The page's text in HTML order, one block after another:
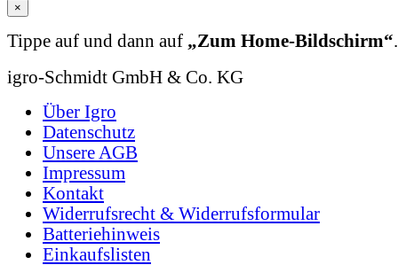
×
Tippe auf und dann auf „Zum Home-Bildschirm“.
igro-Schmidt GmbH & Co. KG
Über Igro
Datenschutz
Unsere AGB
Impressum
Kontakt
Widerrufsrecht & Widerrufsformular
Batteriehinweis
Einkaufslisten